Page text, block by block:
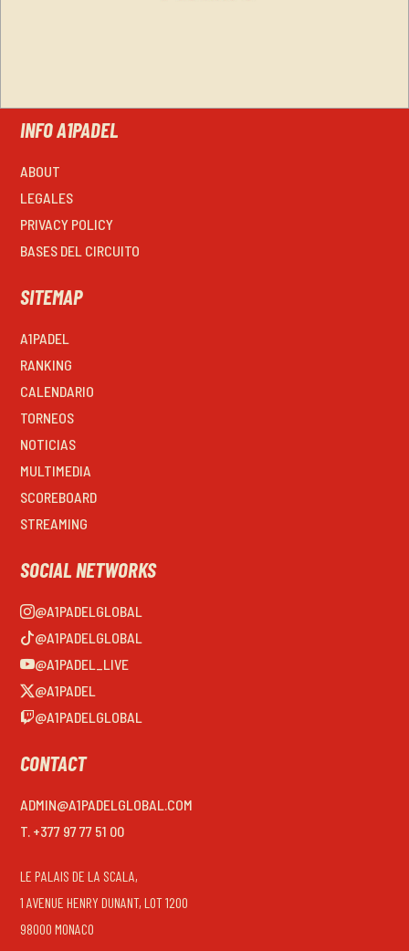
INFO A1PADEL
ABOUT
LEGALES
PRIVACY POLICY
BASES DEL CIRCUITO
SITEMAP
A1PADEL
RANKING
CALENDARIO
TORNEOS
NOTICIAS
MULTIMEDIA
SCOREBOARD
STREAMING
SOCIAL NETWORKS
@A1PADELGLOBAL
@A1PADELGLOBAL
@A1PADEL_LIVE
@A1PADEL
@A1PADELGLOBAL
CONTACT
ADMIN@A1PADELGLOBAL.COM
T. +377 97 77 51 00
LE PALAIS DE LA SCALA,
1 AVENUE HENRY DUNANT, LOT 1200
98000 MONACO